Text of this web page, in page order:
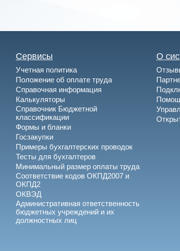
Сервисы
Учетная политика
Положение об оплате труда
Справочная информация
Калькуляторы
Справочник Бюджетной
классификации
Формы и бланки
Госзакупки
Примеры бухгалтерских проводок
Тесты для бухгалтеров
Минимальный размер оплаты труда
Соответствие кодов ОКПД2007 и
ОКПД2
ОКВЭД
Административная ответственность
бюджетных учреждений и их
должностных лиц
О